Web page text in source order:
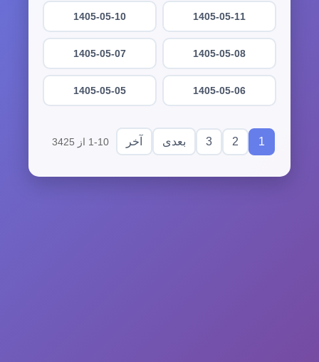
1405-05-11
1405-05-10
1405-05-08
1405-05-07
1405-05-06
1405-05-05
1
2
3 بعدی آخر 1-10 از 3425